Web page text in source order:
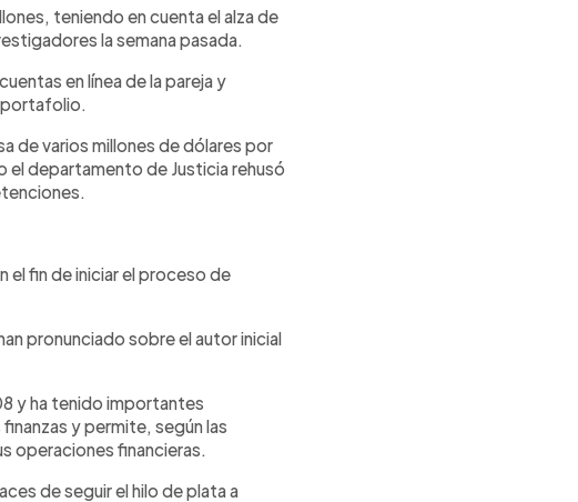
teniendo en cuenta el alza de
la semana pasada.
en línea de la pareja y
portafolio.
de varios millones de dólares por
departamento de Justicia rehusó
el fin de iniciar el proceso de
pronunciado sobre el autor inicial
y ha tenido importantes
y permite, según las
operaciones financieras.
de seguir el hilo de plata a